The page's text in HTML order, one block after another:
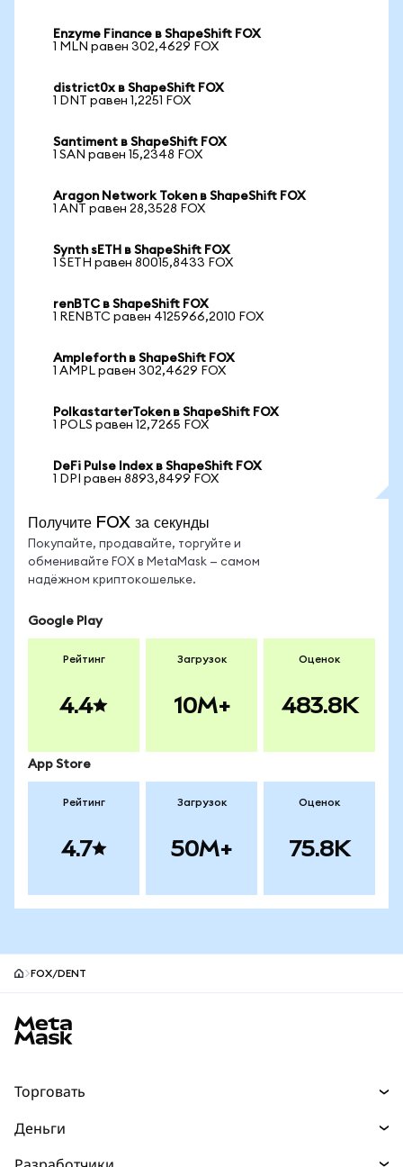
Enzyme Finance в ShapeShift FOX
1 MLN равен 302,4629 FOX
district0x в ShapeShift FOX
1 DNT равен 1,2251 FOX
Santiment в ShapeShift FOX
1 SAN равен 15,2348 FOX
Aragon Network Token в ShapeShift FOX
1 ANT равен 28,3528 FOX
Synth sETH в ShapeShift FOX
1 SETH равен 80015,8433 FOX
renBTC в ShapeShift FOX
1 RENBTC равен 4125966,2010 FOX
Ampleforth в ShapeShift FOX
1 AMPL равен 302,4629 FOX
PolkastarterToken в ShapeShift FOX
1 POLS равен 12,7265 FOX
DeFi Pulse Index в ShapeShift FOX
1 DPI равен 8893,8499 FOX
Получите FOX за секунды
Покупайте, продавайте, торгуйте и
обменивайте FOX в MetaMask — самом
надёжном криптокошельке.
Google Play
Рейтинг
4.4
Загрузок
10M+
Оценок
483.8K
App Store
Рейтинг
4.7
Загрузок
50M+
Оценок
75.8K
FOX/DENT
Торговать
Деньги